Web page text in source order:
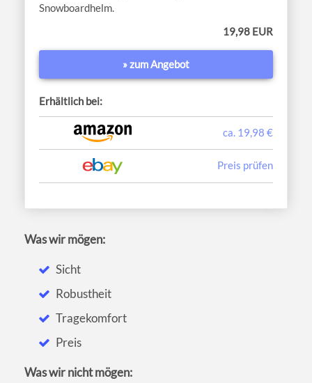
Snowboardhelm.
19,98 EUR
» zum Angebot
Erhältlich bei:
ca. 19,98 €
Preis prüfen
Was wir mögen:
Sicht
Robustheit
Tragekomfort
Preis
Was wir nicht mögen: